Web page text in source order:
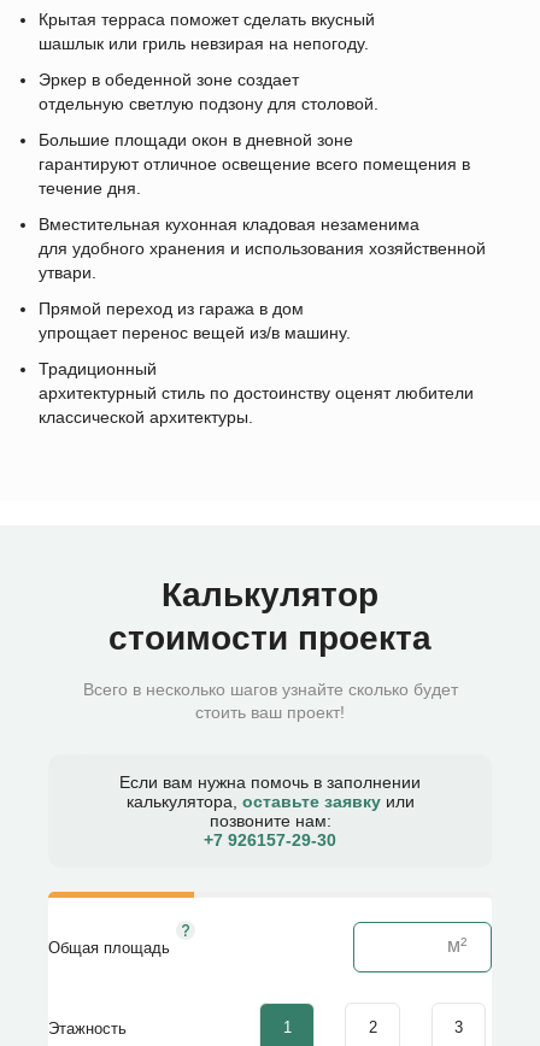
Крытая терраса поможет сделать вкусный
шашлык или гриль невзирая на непогоду.
Эркер в обеденной зоне создает
отдельную светлую подзону для столовой.
Большие площади окон в дневной зоне
гарантируют отличное освещение всего помещения в
течение дня.
Вместительная кухонная кладовая незаменима
для удобного хранения и использования хозяйственной
утвари.
Прямой переход из гаража в дом
упрощает перенос вещей из/в машину.
Традиционный
архитектурный стиль по достоинству оценят любители
классической архитектуры.
Калькулятор
стоимости проекта
Всего в несколько шагов узнайте сколько будет
стоить ваш проект!
Если вам нужна помочь в заполнении
калькулятора, оставьте заявку или
позвоните нам:
+7 926157-29-30​
Общая площадь
Этажность 1 2 3